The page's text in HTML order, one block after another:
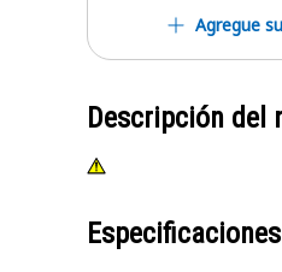
Agregue
Descripción del